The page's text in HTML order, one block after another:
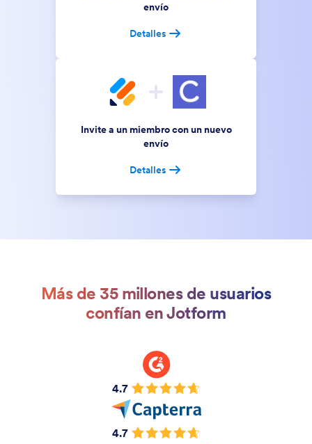
envío
Detalles
Invite a un miembro con un nuevo
envío
Detalles
Más de 35 millones de usuarios
confían en Jotform
4.7
4.7